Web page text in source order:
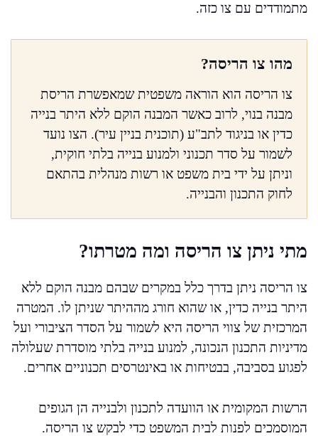
מתמודדים עם צו כזה.
מהו צו הריסה?
צו הריסה הוא הוראה משפטית שמאפשרת הריסת
מבנה בנוי, לרוב כאשר המבנה הוקם ללא היתר בנייה
כדין או בניגוד לתב"ע (תוכנית בניין עיר). הצו נועד
לשמור על סדר תכנוני ולמנוע בנייה בלתי חוקית,
וניתן על ידי בית משפט או רשות מנהלית בהתאם
לחוק התכנון והבנייה.
מתי ניתן צו הריסה ומה מטרתו?
צו הריסה ניתן בדרך כלל במקרים שבהם מבנה הוקם ללא
היתר בנייה כדין, או שהוא חורג מההיתר שניתן לו. המטרה
המרכזית של צווי הריסה היא לשמור על הסדר הציבורי ועל
מדיניות התכנון הנכונה, למנוע בנייה בלתי מוסדרת שעלולה
לפגוע בסביבה, בבטיחות או באינטרסים תכנוניים אחרים.
הרשות המקומית או הוועדה לתכנון ולבנייה הן הגופים
המוסמכים לפנות לבית המשפט כדי לבקש צו הריסה.